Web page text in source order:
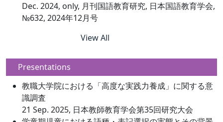
Dec. 2024, only, 月刊国語教育研究, 日本国語教育学会,
№632, 2024年12月号
View All
Presentations
教職大学院における「高度な実践力養成」に関する意
識調査
21 Sep. 2025, 日本教師教育学会第35回研究大会